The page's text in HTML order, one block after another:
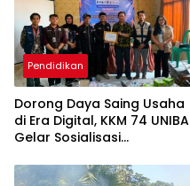
Pendidikan
Dorong Daya Saing Usaha
di Era Digital, KKM 74 UNIBA
Gelar Sosialisasi
Berbasis